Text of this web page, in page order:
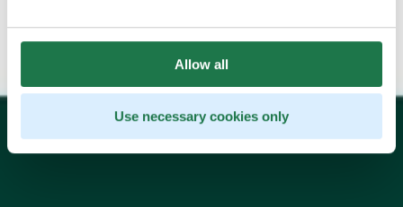
Allow all
Use necessary cookies only